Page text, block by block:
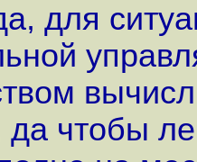
для
чтобы